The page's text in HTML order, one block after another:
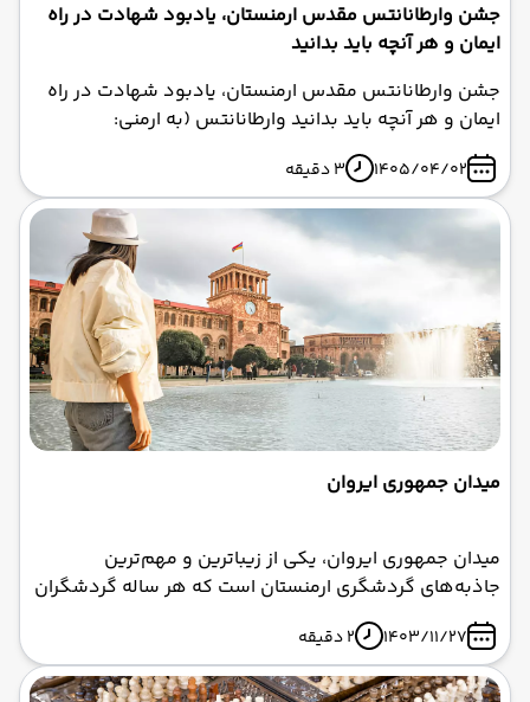
جشن وارطانانتس مقدس ارمنستان، یادبود شهادت در راه
ایمان و هر آنچه باید بدانید
جشن وارطانانتس مقدس ارمنستان، یادبود شهادت در راه
ایمان و هر آنچه باید بدانید وارطانانتس (به ارمنی:
Վարդանանց) یکی از مقدس‌ترین و مهم‌ترین جشن‌های
ملی و مذهبی ارمنستان است که هر ساله توسط کلیسای
حواری ارمنی گرامی داشته می‌شود. این روز بزرگداشت
واردان مامیکونیان، سردار بزرگ ارمنی، و ۱۰۳۶ تن از
همرزمانش است که در نبرد آوارایر (Avarayr) در سال ۴۵۱
میلادی در راه دفاع از ایمان مسیحی و هویت ملی ارمنستان
به شهادت رسیدند . این نبرد که به عنوان اولین رویارویی
نظامی جهان مسیحیت در دفاع از ایمان در برابر یک قدرت
غیرمسیحی شناخته می‌شود ، نه تنها یک شکست نظامی،
بلکه یک پیروزی روحانی بزرگ بود که هویت مسیحی ارمنیان
را برای همیشه تثبیت کرد .
1405/04/02 3 دقیقه
میدان جمهوری ایروان
میدان جمهوری ایروان، یکی از زیباترین و مهم‌ترین
جاذبه‌های گردشگری ارمنستان است که هر ساله گردشگران
زیادی را به خود جذب می‌کند. این میدان که به عنوان قلب
تپنده ایروان شناخته می‌شود، مجموعه‌ای از تاریخ، فرهنگ،
هنر و معماری را در خود جای داده است. اگر قصد دارید با
1403/11/27 2 دقیقه